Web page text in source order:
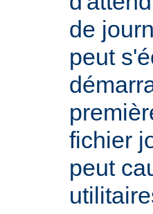
de
peut
fichier
peut